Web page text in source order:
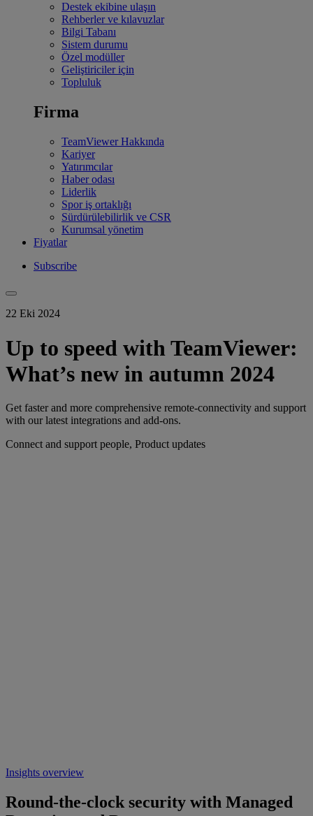
Destek ekibine ulaşın
Rehberler ve kılavuzlar
Bilgi Tabanı
Sistem durumu
Özel modüller
Geliştiriciler için
Topluluk
Firma
TeamViewer Hakkında
Kariyer
Yatırımcılar
Haber odası
Liderlik
Spor iş ortaklığı
Sürdürülebilirlik ve CSR
Kurumsal yönetim
Fiyatlar
Subscribe
22 Eki 2024
Up to speed with TeamViewer:
What’s new in autumn 2024
Get faster and more comprehensive remote-connectivity and support
with our latest integrations and add-ons.
Connect and support people, Product updates
Insights overview
Round-the-clock security with Managed